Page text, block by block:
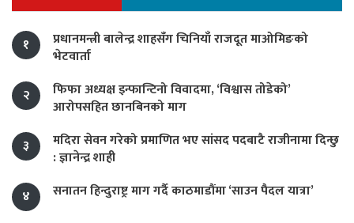
१
प्रधानमन्त्री बालेन्द्र शाहसँग चिनियाँ राजदूत माओमिङको
भेटवार्ता
२
फिफा अध्यक्ष इन्फान्टिनो विवादमा, ‘विश्वास तोडेको’
आरोपसहित छानबिनको माग
३
मदिरा सेवन गरेको प्रमाणित भए सांसद पदबाटै राजीनामा दिन्छु
: ज्ञानेन्द्र शाही
४
सनातन हिन्दुराष्ट्र माग गर्दै काठमाडौंमा ‘साउन पैदल यात्रा’